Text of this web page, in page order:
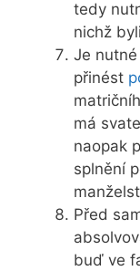
tedy
nichž byli
Je
přinést
má
naopak
splnění
Před
buď ve